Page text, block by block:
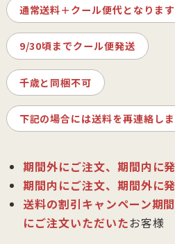
通常送料＋クール便代となります
9/30頃までクール便発送
千歳と同梱不可
下記の場合には送料を再連絡し
期間外にご注文、期間内に
期間内にご注文、期間外に
送料の割引キャンペーン期
にご注文いただいたお客様